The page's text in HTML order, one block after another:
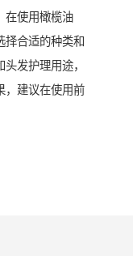
在使用橄榄油
择合适的种类和
发护理用途，
，建议在使用前